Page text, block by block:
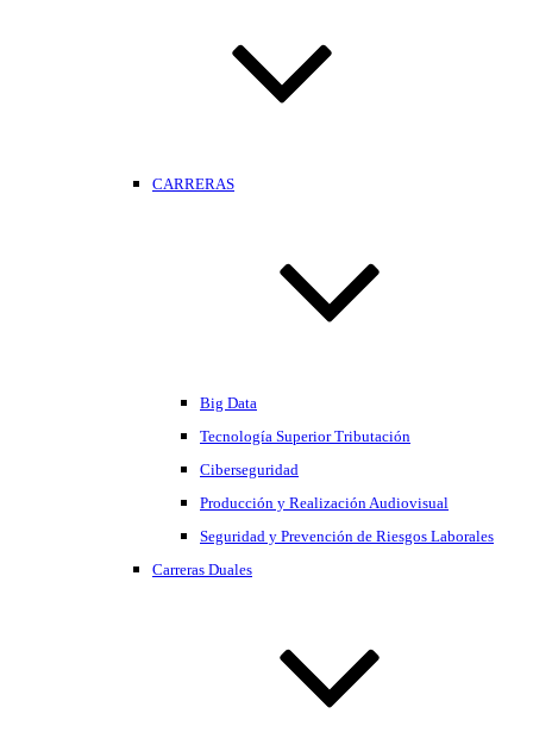
CARRERAS
Big Data
Tecnología Superior Tributación
Ciberseguridad
Producción y Realización Audiovisual
Seguridad y Prevención de Riesgos Laborales
Carreras Duales